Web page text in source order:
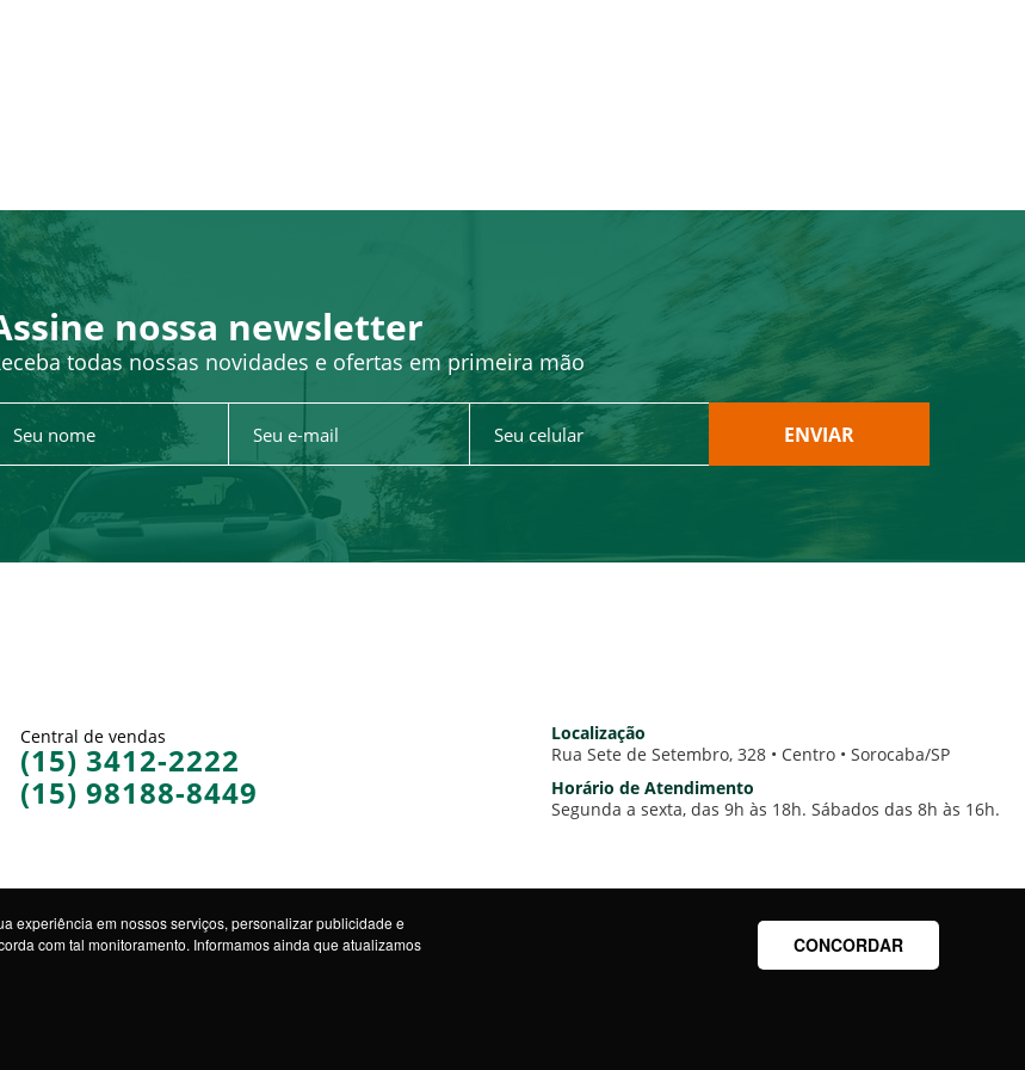
nossa newsletter
todas nossas novidades e ofertas em primeira mão
ENVIAR
Central de vendas
(15) 3412-2222
(15) 98188-8449
Localização
Rua Sete de Setembro, 328 • Centro • Sorocaba/SP
Horário de Atendimento
Segunda a sexta, das 9h às 18h. Sábados das 8h às 16h.
experiência em nossos serviços, personalizar publicidade e
com tal monitoramento. Informamos ainda que atualizamos
CONCORDAR